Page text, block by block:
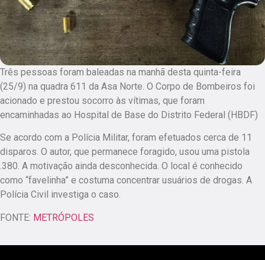
Três pessoas foram baleadas na manhã desta quinta-feira
(25/9) na quadra 611 da Asa Norte. O Corpo de Bombeiros foi
acionado e prestou socorro às vítimas, que foram
encaminhadas ao Hospital de Base do Distrito Federal (HBDF)
Se acordo com a Polícia Militar, foram efetuados cerca de 11
disparos. O autor, que permanece foragido, usou uma pistola
.380. A motivação ainda desconhecida. O local é conhecido
como “favelinha” e costuma concentrar usuários de drogas. A
Polícia Civil investiga o caso.
FONTE: METRÓPOLES